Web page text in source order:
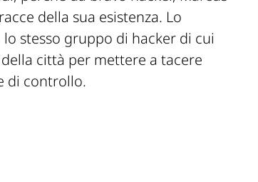
della sua esistenza. Lo
stesso gruppo di hacker di cui
città per mettere a tacere
di controllo.